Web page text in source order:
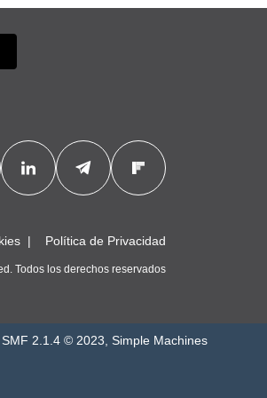
Política de Privacidad
Todos los derechos reservados
SMF 2.1.4 © 2023, Simple Machines